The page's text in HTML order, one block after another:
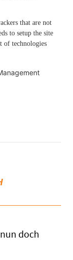
that are not
to setup the site
of technologies
doch